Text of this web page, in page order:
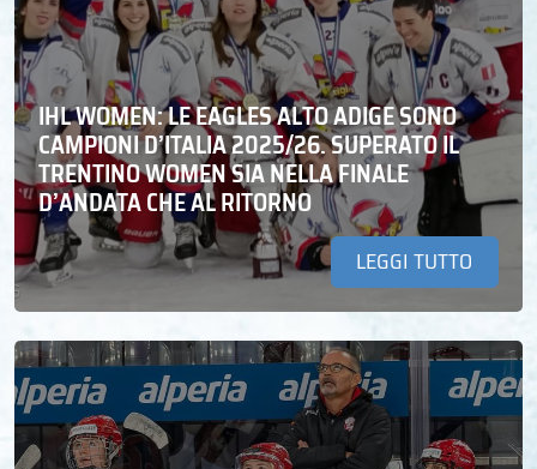
IHL WOMEN: LE EAGLES ALTO ADIGE SONO
CAMPIONI D’ITALIA 2025/26. SUPERATO IL
TRENTINO WOMEN SIA NELLA FINALE
D’ANDATA CHE AL RITORNO
LEGGI TUTTO